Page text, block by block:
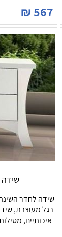
567
₪
רגל מעוצבת,
איכותיים,